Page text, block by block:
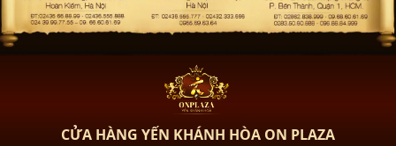
CỬA HÀNG YẾN KHÁNH HÒA ON PLAZA